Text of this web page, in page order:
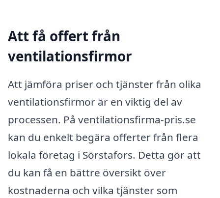
Att få offert från
ventilationsfirmor
Att jämföra priser och tjänster från olika
ventilationsfirmor är en viktig del av
processen. På ventilationsfirma-pris.se
kan du enkelt begära offerter från flera
lokala företag i Sörstafors. Detta gör att
du kan få en bättre översikt över
kostnaderna och vilka tjänster som